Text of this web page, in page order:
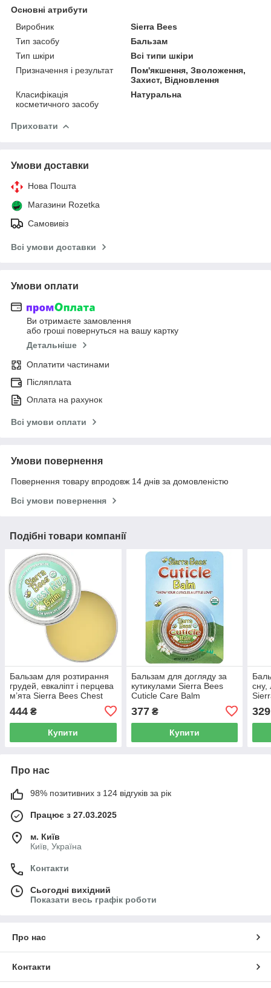
Основні атрибути
Виробник
Sierra Bees
Тип засобу
Бальзам
Тип шкіри
Всі типи шкіри
Призначення і результат
Пом'якшення, Зволоження,
Захист, Відновлення
Класифікація
косметичного засобу
Натуральна
Приховати
Умови доставки
Нова Пошта
Магазини Rozetka
Самовивіз
Всі умови доставки
Умови оплати
Ви отримаєте замовлення
або гроші повернуться на вашу картку
Детальніше
Оплатити частинами
Післяплата
Оплата на рахунок
Всі умови оплати
Умови повернення
Повернення товару впродовж 14 днів за домовленістю
Всі умови повернення
Подібні товари компанії
Бальзам для розтирання
грудей, евкаліпт і перцева
м’ята Sierra Bees Chest
444 ₴
Купити
Бальзам для догляду за
кутикулами Sierra Bees
Cuticle Care Balm
Lemongrass, 17 г
377₴
Купити
сну,
329
Про нас
98% позитивних з 124 відгуків за рік
Працює з 27.03.2025
м. Київ
Київ, Україна
Контакти
Сьогодні вихідний
Показати весь графік роботи
Про нас
Контакти